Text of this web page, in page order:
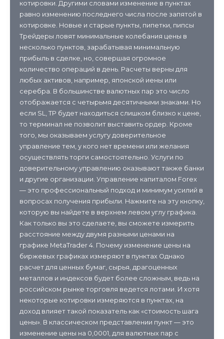
котировки. Другими словами изменение в пунктах
равно изменению последнего числа после запятой в
котировке. Новые и старые пункты, пипетки, пипсы
Трейдеры ловят минимальные колебания цены в
несколько пунктов, зарабатывая минимальную
прибыль в сделке, но, совершая огромное
количество операций в день. Расчеты верны для
любых активов, например, японской иены или
серебра. В большинстве валютных пар это число
отображается с четырьмя десятичными знаками. Но
если SL, TP будет находиться слишком близко к цене,
то терминал не позволит выставить ордер. Кроме
того, мы оказываем услугу доверительное
управление тем, у кого нет времени или желания
осуществлять торги самостоятельно. Услуги по
доверительному управлению оказывают также банки
и другие организации. Управление капиталом Forex
— это профессиональный подход и минимум усилий в
вопросах получения прибыли. Нажмите на эту кнопку,
которую вы найдете в верхнем левом углу графика.
Как только вы это сделаете, вы сможете измерить
расстояние между двумя разными ценами на
графике MetaTrader 4. Почему изменение цены на
биржевых графиках измеряют в пунктах Однако
расчет для ценных бумаг, сырья, драгоценных
металлов и индексов будет более сложным, ведь на
российском рынке торговля ведется лотами. И хотя
некоторые котировки измеряются в пунктах, на
доход влияет такой показатель как «стоимость шага
цены». В классическом представлении пункт — это
изменение цены на 0,0001, для валютных пар с